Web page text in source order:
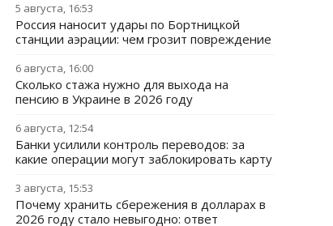
5 августа, 16:53
Россия наносит удары по Бортницкой
станции аэрации: чем грозит повреждение
6 августа, 16:00
Сколько стажа нужно для выхода на
пенсию в Украине в 2026 году
6 августа, 12:54
Банки усилили контроль переводов: за
какие операции могут заблокировать карту
3 августа, 15:53
Почему хранить сбережения в долларах в
2026 году стало невыгодно: ответ